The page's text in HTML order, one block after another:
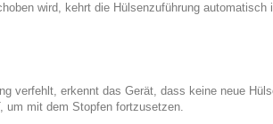
wird, kehrt die Hülsenzuführung automatisch
verfehlt, erkennt das Gerät, dass keine neue
um mit dem Stopfen fortzusetzen.